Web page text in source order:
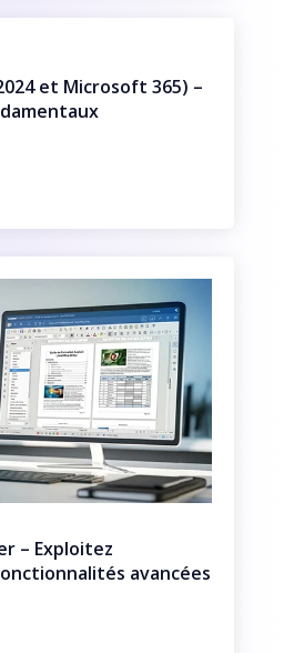
et Microsoft 365) –
– Exploitez
avancées